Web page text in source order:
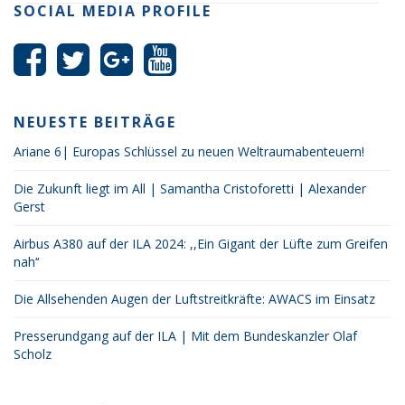
SOCIAL MEDIA PROFILE
NEUESTE BEITRÄGE
Ariane 6| Europas Schlüssel zu neuen Weltraumabenteuern!
Die Zukunft liegt im All | Samantha Cristoforetti | Alexander
Gerst
Airbus A380 auf der ILA 2024: ,,Ein Gigant der Lüfte zum Greifen
nah‘‘
Die Allsehenden Augen der Luftstreitkräfte: AWACS im Einsatz
Presserundgang auf der ILA | Mit dem Bundeskanzler Olaf
Scholz